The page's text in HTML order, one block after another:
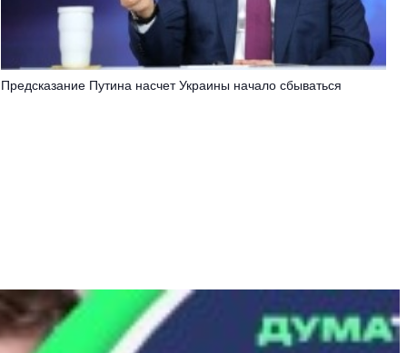
Предсказание Путина насчет Украины начало сбываться